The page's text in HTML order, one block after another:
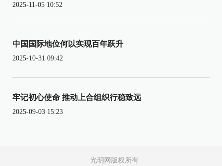
2025-11-05 10:52
中国国际地位何以实现百年跃升
2025-10-31 09:42
牢记初心使命 推动上合组织行稳致远
2025-09-03 15:23
光明网版权所有